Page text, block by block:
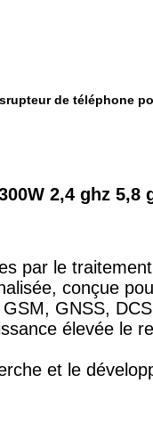
de téléphone
2,4 ghz
par le
conçue
GNSS,
élevée le
et le